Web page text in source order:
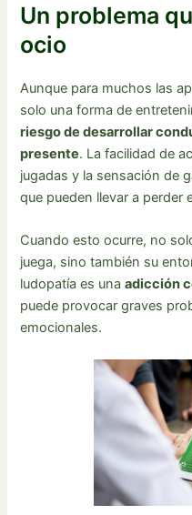
Un problema
ocio
Aunque para muchos las
solo una forma de
riesgo de desarrollar
presente. La facilidad de
jugadas y la sensación de
que pueden llevar a perder
Cuando esto ocurre, no
juega, sino también su
ludopatía es unaadicción
puede provocar graves
emocionales.